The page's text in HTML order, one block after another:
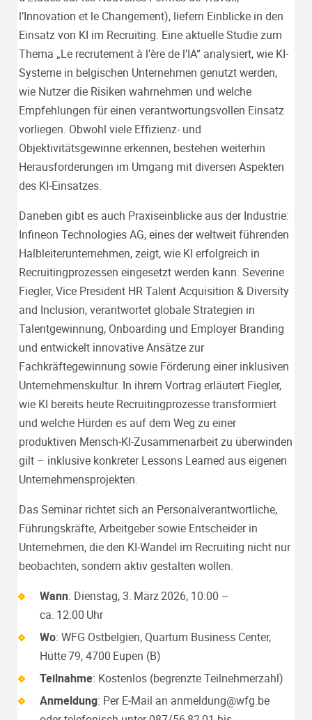
l’Innovation et le Changement), liefern Einblicke in den
Einsatz von KI im Recruiting. Eine aktuelle Studie zum
Thema „Le recrutement à l’ère de l’IA“ analysiert, wie KI-
Systeme in belgischen Unternehmen genutzt werden,
wie Nutzer die Risiken wahrnehmen und welche
Empfehlungen für einen verantwortungsvollen Einsatz
vorliegen. Obwohl viele Effizienz- und
Objektivitätsgewinne erkennen, bestehen weiterhin
Herausforderungen im Umgang mit diversen Aspekten
des KI-Einsatzes.
Daneben gibt es auch Praxiseinblicke aus der Industrie:
Infineon Technologies AG, eines der weltweit führenden
Halbleiterunternehmen, zeigt, wie KI erfolgreich in
Recruitingprozessen eingesetzt werden kann. Severine
Fiegler, Vice President HR Talent Acquisition & Diversity
and Inclusion, verantwortet globale Strategien in
Talentgewinnung, Onboarding und Employer Branding
und entwickelt innovative Ansätze zur
Fachkräftegewinnung sowie Förderung einer inklusiven
Unternehmenskultur. In ihrem Vortrag erläutert Fiegler,
wie KI bereits heute Recruitingprozesse transformiert
und welche Hürden es auf dem Weg zu einer
produktiven Mensch-KI-Zusammenarbeit zu überwinden
gilt – inklusive konkreter Lessons Learned aus eigenen
Unternehmensprojekten.
Das Seminar richtet sich an Personalverantwortliche,
Führungskräfte, Arbeitgeber sowie Entscheider in
Unternehmen, die den KI-Wandel im Recruiting nicht nur
beobachten, sondern aktiv gestalten wollen.
Wann: Dienstag, 3. März 2026, 10:00 –
ca. 12:00 Uhr
Wo: WFG Ostbelgien, Quartum Business Center,
Hütte 79, 4700 Eupen (B)
Teilnahme: Kostenlos (begrenzte Teilnehmerzahl)
Anmeldung: Per E‑Mail an anmeldung@wfg.be